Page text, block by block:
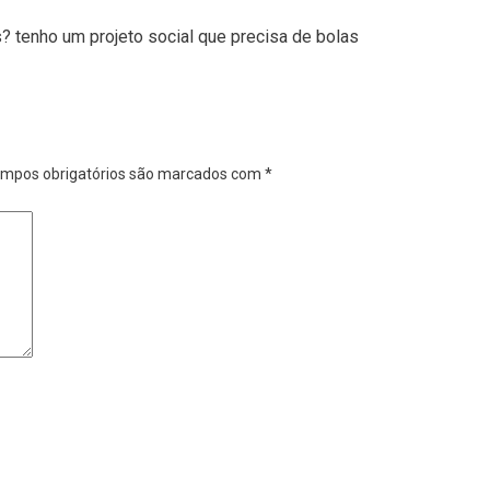
tenho um projeto social que precisa de bolas
obrigatórios são marcados com *